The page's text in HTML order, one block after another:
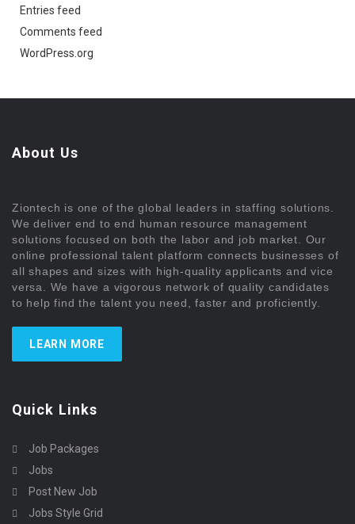
Entries feed
Comments feed
WordPress.org
About Us
Ziontech is one of the global leaders in staffing solutions.
We deliver end to end human resource management
solutions focused on both the labor and job market. Our
online professional talent platform connects businesses of
all shapes and sizes with high-quality applicants and vice
versa. We have a vigorous network of quality candidates
to help find the talent you need, faster and proficiently.
LEARN MORE
Quick Links
Job Packages
Jobs
Post New Job
Jobs Style Grid